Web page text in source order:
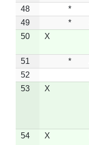
48
*
49
*
50
X
51 *
52
53
X
54 X